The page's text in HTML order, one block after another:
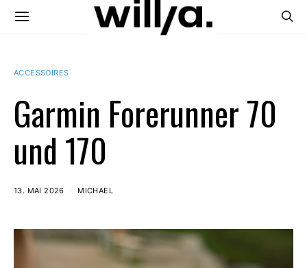
ACCESSOIRES
Garmin Forerunner 70
und 170
13. MAI 2026 MICHAEL